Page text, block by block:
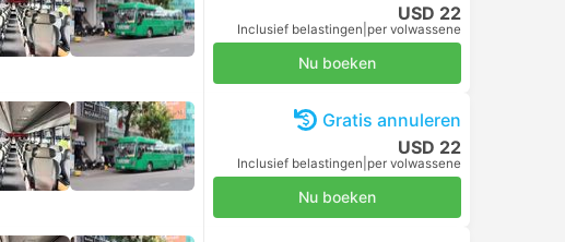
USD 22
Inclusief belastingen per volwassene
Nu boeken
Gratis annuleren
USD 22
Inclusief belastingen per volwassene
Nu boeken